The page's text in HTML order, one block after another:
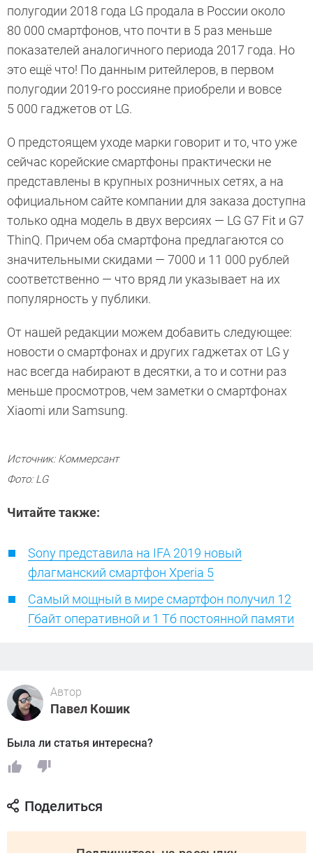
полугодии 2018 года LG продала в России около
80 000 смартфонов, что почти в 5 раз меньше
показателей аналогичного периода 2017 года. Но
это ещё что! По данным ритейлеров, в первом
полугодии 2019-го россияне приобрели и вовсе
5 000 гаджетов от LG.
О предстоящем уходе марки говорит и то, что уже
сейчас корейские смартфоны практически не
представлены в крупных розничных сетях, а на
официальном сайте компании для заказа доступна
только одна модель в двух версиях — LG G7 Fit и G7
ThinQ. Причем оба смартфона предлагаются со
значительными скидами — 7000 и 11 000 рублей
соответственно — что вряд ли указывает на их
популярность у публики.
От нашей редакции можем добавить следующее:
новости о смартфонах и других гаджетах от LG у
нас всегда набирают в десятки, а то и сотни раз
меньше просмотров, чем заметки о смартфонах
Xiaomi или Samsung.
Источник: Коммерсант
Фото: LG
Читайте также:
Sony представила на IFA 2019 новый
флагманский смартфон Xperia 5
Самый мощный в мире смартфон получил 12
Гбайт оперативной и 1 Тб постоянной памяти
Автор
Павел Кошик
Была ли статья интересна?
Поделиться